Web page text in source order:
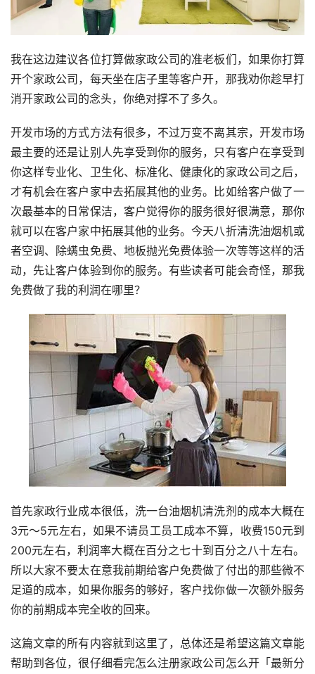
我在这边建议各位打算做家政公司的准老板们，如果你打算
开个家政公司，每天坐在店子里等客户开，那我劝你趁早打
消开家政公司的念头，你绝对撑不了多久。
开发市场的方式方法有很多，不过万变不离其宗，开发市场
最主要的还是让别人先享受到你的服务，只有客户在享受到
你这样专业化、卫生化、标准化、健康化的家政公司之后，
才有机会在客户家中去拓展其他的业务。比如给客户做了一
次最基本的日常保洁，客户觉得你的服务很好很满意，那你
就可以在客户家中拓展其他的业务。今天八折清洗油烟机或
者空调、除螨虫免费、地板抛光免费体验一次等等这样的活
动，先让客户体验到你的服务。有些读者可能会奇怪，那我
免费做了我的利润在哪里？
首先家政行业成本很低，洗一台油烟机清洗剂的成本大概在
3元～5元左右，如果不请员工员工成本不算，收费150元到
200元左右，利润率大概在百分之七十到百分之八十左右。
所以大家不要太在意我前期给客户免费做了付出的那些微不
足道的成本，如果你服务的够好，客户找你做一次额外服务
你的前期成本完全收的回来。
这篇文章的所有内容就到这里了，总体还是希望这篇文章能
帮助到各位，很仔细看完怎么注册家政公司怎么开「最新分